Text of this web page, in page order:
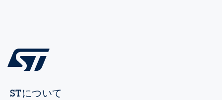
STについて